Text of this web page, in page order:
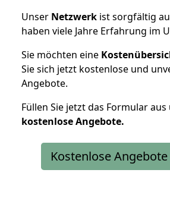
Unser Netzwerk ist sorgfältig
haben viele Jahre Erfahrung im
Sie möchten eine
Sie sich jetzt kostenlose und
Angebote.
Füllen Sie jetzt das Formular
kostenloseAngebote.
Kostenlose